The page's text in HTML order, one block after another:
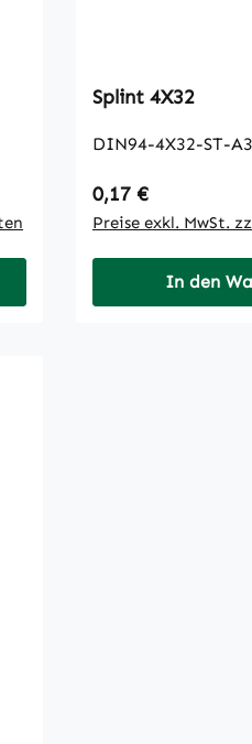
Splint 4X32
DIN94-4X32-ST-
Regulärer Preis:
0,17 €
Preise exkl. MwSt.
In den